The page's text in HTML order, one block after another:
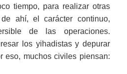
tiempo, para realizar otras
ahí, el carácter continuo,
de las operaciones.
los yihadistas y depurar
eso, muchos civiles piensan: